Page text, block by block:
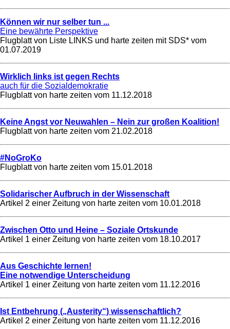
Können wir nur selber tun ...
Eine bewährte Perspektive
Flugblatt von Liste LINKS und harte zeiten mit SDS* vom
01.07.2019
Wirklich links ist gegen Rechts
auch für die Sozialdemokratie
Flugblatt von harte zeiten vom 11.12.2018
Keine Angst vor Neuwahlen – Nein zur großen Koalition!
Flugblatt von harte zeiten vom 21.02.2018
#NoGroKo
Flugblatt von harte zeiten vom 15.01.2018
Solidarischer Aufbruch in der Wissenschaft
Artikel 2 einer Zeitung von harte zeiten vom 10.01.2018
Zwischen Otto und Heine – Soziale Ortskunde
Artikel 1 einer Zeitung von harte zeiten vom 18.10.2017
Aus Geschichte lernen!
Eine notwendige Unterscheidung
Artikel 1 einer Zeitung von harte zeiten vom 11.12.2016
Ist Entbehrung („Austerity“) wissenschaftlich?
Artikel 2 einer Zeitung von harte zeiten vom 11.12.2016